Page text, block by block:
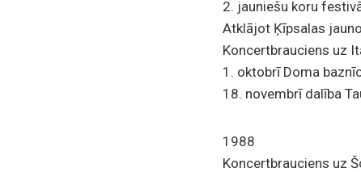
2. jauniešu koru
Atklājot Ķīpsalas
Koncertbrauciens uz
1. oktobrī Doma
18. novembrī dalība
1988
Koncertbrauciens uz